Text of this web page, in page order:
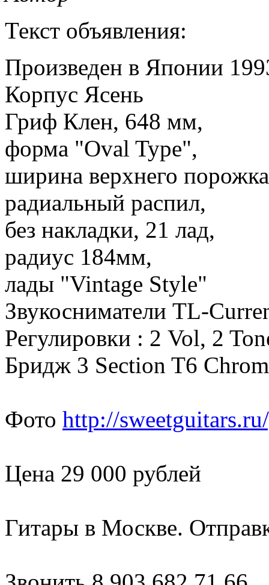
Текст объявления:
Произведен в Японии
Корпус Ясень
Гриф Клен, 648 мм,
форма "Oval Type",
ширина верхнего
радиальный распил,
без накладки, 21 лад,
радиус 184мм,
лады "Vintage Style"
Звукосниматели TL-
Регулировки : 2 Vol, 2
Бридж 3 Section T6
Фото http://
Цена 29 000 рублей
Гитары в Москве.